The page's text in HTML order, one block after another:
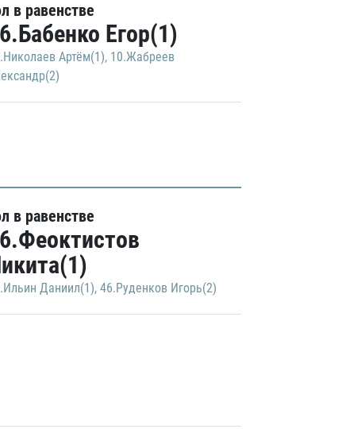
в равенстве
Егор(1)
Артём(1), 10.Жабреев
в равенстве
Даниил(1), 46.Руденков Игорь(2)